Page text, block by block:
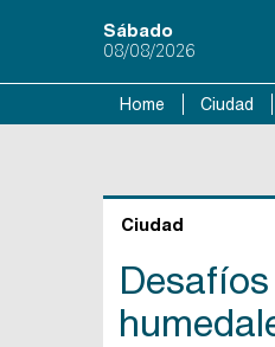
Sábado
08/08/2026
Home Ciudad
Ciudad